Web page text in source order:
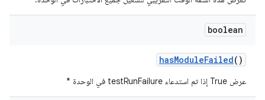
boolean
hasModuleFailed()
عرض True إذا تم استدعاء testRunFailure في الوحدة *